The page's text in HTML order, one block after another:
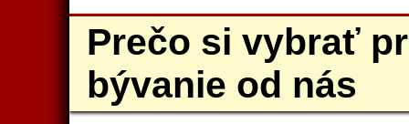
Prečo si vybrať
bývanie od nás